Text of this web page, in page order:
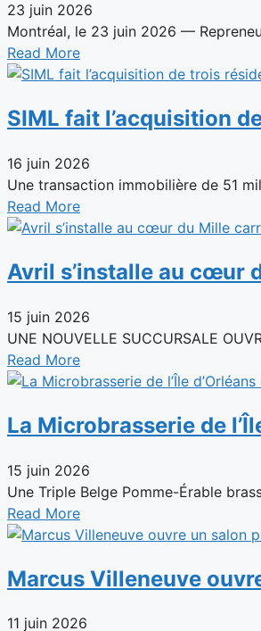
23 juin 2026
Montréal, le 23 juin 2026 —
Read More
SIML fait l’acquisition
16 juin 2026
Une transaction immobilière de 51
Read More
Avril s’installe au cœur
15 juin 2026
UNE NOUVELLE SUCCURSALE
Read More
La Microbrasserie de
15 juin 2026
Une Triple Belge Pomme-Érable
Read More
Marcus Villeneuve
11 juin 2026